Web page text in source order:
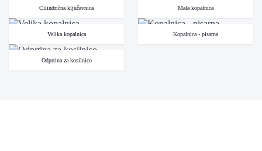
Cilindrična ključavnica Mala kopalnica
Velika kopalnica Kopalnica - pisarna
Odprtina za kosilnico